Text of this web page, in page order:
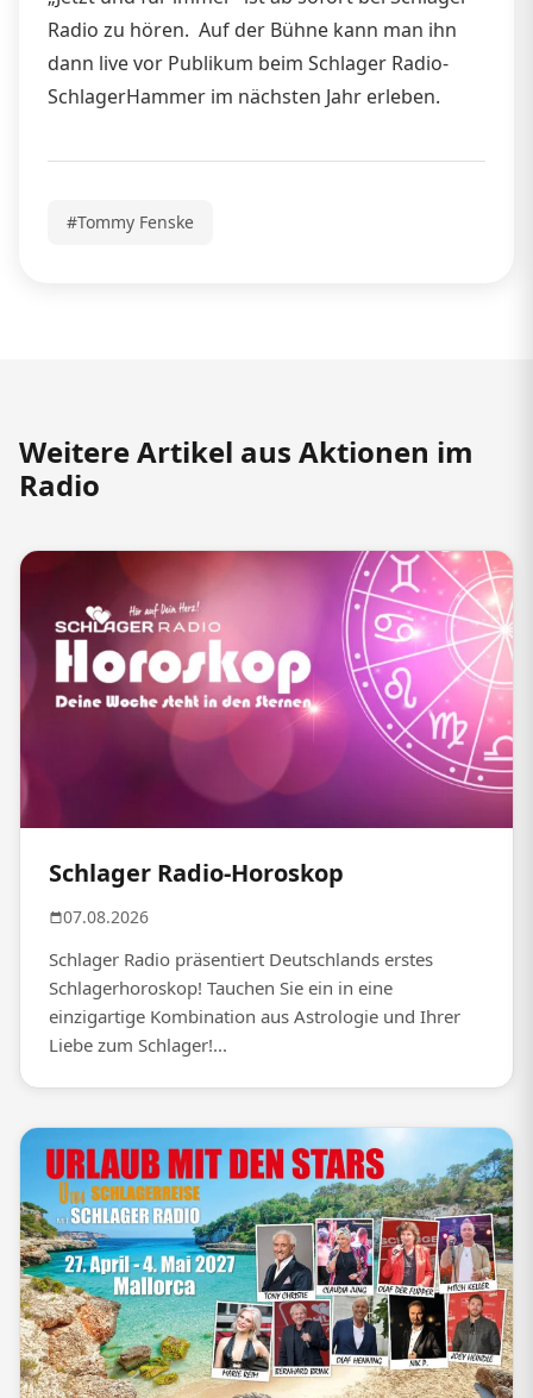
Radio zu hören. Auf der Bühne kann man ihn
dann live vor Publikum beim Schlager Radio-
SchlagerHammer im nächsten Jahr erleben.
#Tommy Fenske
Weitere Artikel aus Aktionen im
Radio
Schlager Radio-Horoskop
07.08.2026
Schlager Radio präsentiert Deutschlands erstes
Schlagerhoroskop! Tauchen Sie ein in eine
einzigartige Kombination aus Astrologie und Ihrer
Liebe zum Schlager!...